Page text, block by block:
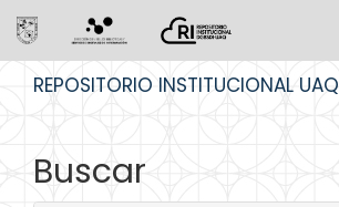
REPOSITORIO INSTITUCIONAL UAQ
Buscar